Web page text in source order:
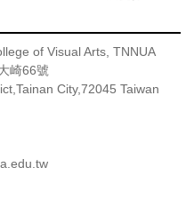
of Visual Arts, TNNUA
崎66號
City,72045 Taiwan